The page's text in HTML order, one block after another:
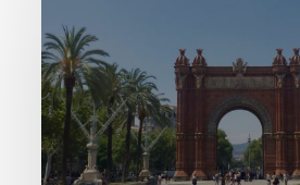
animaatiostudion
Barcelonaan